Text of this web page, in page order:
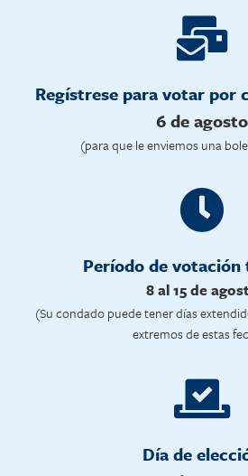
Regístrese para votar por
6 de agosto
(para que le enviemos una
Período de votación
8 al 15 de
(Su condado puede tener días
extremos de estas
Día de